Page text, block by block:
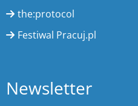
the:protocol
Festiwal Pracuj.pl
Newsletter